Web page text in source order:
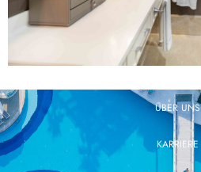
ÜBER UNS
KARRIERE